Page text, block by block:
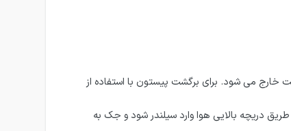
خارج می شود. برای برگشت پیستون با استفاده از
دریچه بالایی هوا وارد سیلندر شود و جک به